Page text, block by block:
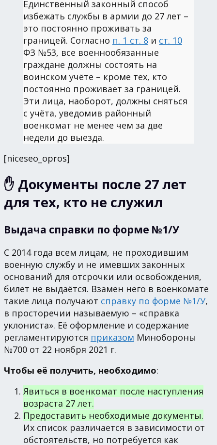
Единственный законный способ
избежать службы в армии до 27 лет –
это постоянно проживать за
границей. Согласно п. 1 ст. 8 и ст. 10
ФЗ №53, все военнообязанные
граждане должны состоять на
воинском учёте – кроме тех, кто
постоянно проживает за границей.
Эти лица, наоборот, должны сняться
с учёта, уведомив районный
военкомат не менее чем за две
недели до выезда.
[niceseo_opros]
✋ Документы после 27 лет
для тех, кто не служил
Выдача справки по форме №1/У
С 2014 года всем лицам, не проходившим
военную службу и не имевших законных
оснований для отсрочки или освобождения,
билет не выдаётся. Взамен него в военкомате
такие лица получают справку по форме №1/У,
в просторечии называемую – «справка
уклониста». Её оформление и содержание
регламентируются приказом Минобороны
№700 от 22 ноября 2021 г.
Чтобы её получить, необходимо:
Явиться в военкомат после наступления
возраста 27 лет.
Предоставить необходимые документы.
Их список различается в зависимости от
обстоятельств, но потребуется как